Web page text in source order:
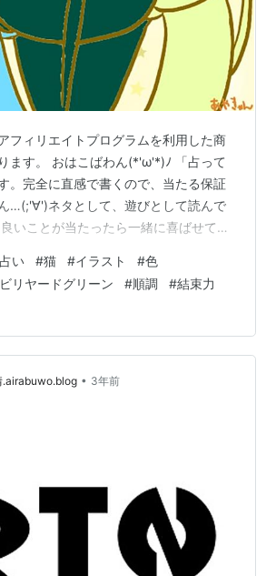
フィリエイトプログラムを利用した商
ます。 おはこばわん(*'ω'*)ﾉ 「占って
。完全に直感で書くので、当たる保証
…(;'∀')ネタとして、遊びとして読んで
いことが当たったら一緒に喜ばせてく
よし夜 🌛読んで明日の運勢にするもよ
んてのもありでご自由にして頂けれ
。 それではやってみよう('ω')ﾉ 次の２
かを選んでください。結果は下～～ ～
ホーンを選んだ方… 準備が捗りそう(=ﾟ
占い #猫 #イラスト #色
ビリヤードグリーン #順調 #結束力
.airabuwo.blog • 3年前